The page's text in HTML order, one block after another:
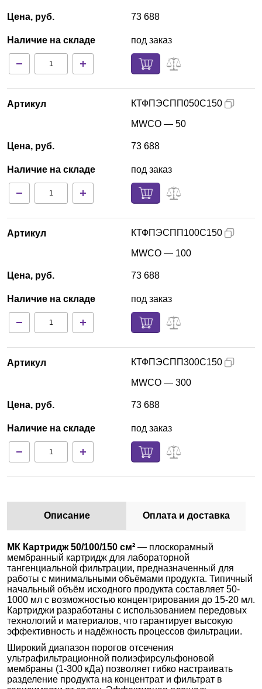
Цена, руб.
Наличие на складе
73 688
под заказ
Артикул
Цена, руб.
Наличие на складе
КТФПЭСПП050С150
MWCO — 50
73 688
под заказ
Артикул
Цена, руб.
Наличие на складе
КТФПЭСПП100С150
MWCO — 100
73 688
под заказ
Артикул
Цена, руб.
Наличие на складе
КТФПЭСПП300С150
MWCO — 300
73 688
под заказ
Описание Оплата и доставка
МК Картридж 50/100/150 см² — плоскорамный
мембранный картридж для лабораторной
тангенциальной фильтрации, предназначенный для
работы с минимальными объёмами продукта. Типичный
начальный объём исходного продукта составляет 50-
1000 мл с возможностью концентрирования до 15-20 мл.
Картриджи разработаны с использованием передовых
технологий и материалов, что гарантирует высокую
эффективность и надёжность процессов фильтрации.
Широкий диапазон порогов отсечения
ультрафильтрационной полиэфирсульфоновой
мембраны (1-300 кДа) позволяет гибко настраивать
разделение продукта на концентрат и фильтрат в